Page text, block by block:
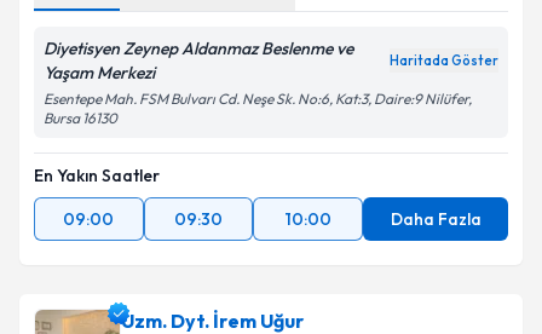
Diyetisyen Zeynep Aldanmaz Beslenme ve
Yaşam Merkezi
Haritada Göster
Esentepe Mah. FSM Bulvarı Cd. Neşe Sk. No:6, Kat:3, Daire:9 Nilüfer,
Bursa 16130
En Yakın Saatler
09:00
09:30 10:00 Daha Fazla
Uzm. Dyt. İrem Uğur